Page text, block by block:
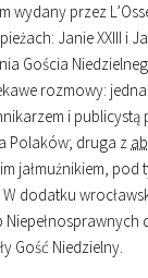
wydany przez
Janie XXIII i
Gościa
rozmowy: jedna
i publicystą
Polaków; druga z
jałmużnikiem, pod
dodatku
Niepełnosprawnych
Gość Niedzielny.